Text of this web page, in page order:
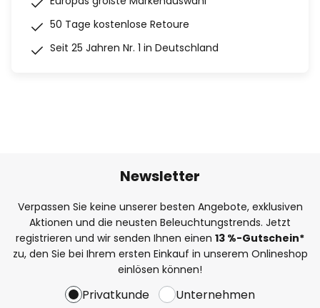
50 Tage kostenlose Retoure
Seit 25 Jahren Nr. 1 in Deutschland
Newsletter
Verpassen Sie keine unserer besten Angebote, exklusiven
Aktionen und die neusten Beleuchtungstrends. Jetzt
registrieren und wir senden Ihnen einen 13 %-Gutschein*
zu, den Sie bei Ihrem ersten Einkauf in unserem Onlineshop
einlösen können!
Privatkunde Unternehmen